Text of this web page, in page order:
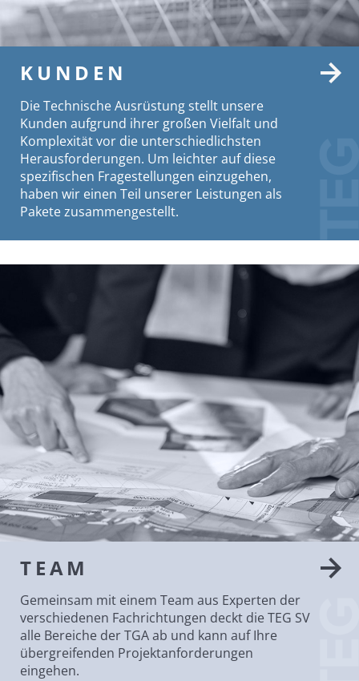
KUNDEN
Die Technische Ausrüstung stellt unsere
Kunden aufgrund ihrer großen Vielfalt und
Komplexität vor die unterschiedlichsten
Herausforderungen. Um leichter auf diese
spezifischen Fragestellungen einzugehen,
haben wir einen Teil unserer Leistungen als
Pakete zusammengestellt.
TEAM
Gemeinsam mit einem Team aus Experten der
verschiedenen Fachrichtungen deckt die TEG SV
alle Bereiche der TGA ab und kann auf Ihre
übergreifenden Projektanforderungen
eingehen.